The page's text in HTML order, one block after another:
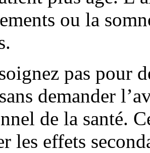
ou la
pas pour
demander
de la santé.
les effets